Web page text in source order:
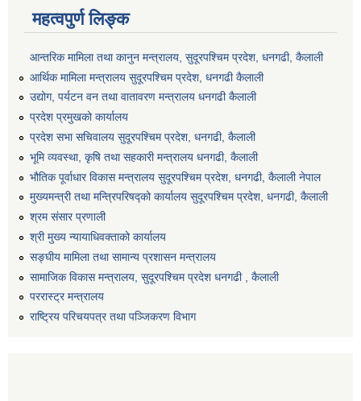
महत्वपुर्ण लिङ्क
आन्तरिक मामिला तथा कानुन मन्त्रालय, सुदूरपश्चिम प्रदेश, धनगढी, कैलाली
आर्थिक मामिला मन्त्रालय सुदूरपश्चिम प्रदेश, धनगढी कैलाली
उद्योग, पर्यटन वन तथा वातावरण मन्त्रालय धनगढी कैलाली
प्रदेश प्रमुखको कार्यालय
प्रदेश सभा सचिवालय सुदूरपश्‍चिम प्रदेश, धनगढी, कैलाली
भूमि व्यवस्था, कृषि तथा सहकारी मन्त्रालय धनगढी, कैलाली
भौतिक पूर्वाधार विकास मन्त्रालय सुदूरपश्चिम प्रदेश, धनगढी, कैलाली नेपाल
मुख्यमन्त्री तथा मन्त्रिपरिषद्को कार्यालय सुदूरपश्चिम प्रदेश, धनगढी, कैलाली
श्रम संसार प्रणाली
श्री मुख्य न्यायाधिवक्ताको कार्यालय
सङ्‍घीय मामिला तथा सामान्य प्रशासन मन्त्रालय
सामाजिक विकास मन्त्रालय, सुदूरपश्चिम प्रदेश धनगढी , कैलाली
पररास्ट्र मन्त्रालय
राष्ट्रिय परिचयपत्र तथा पञ्जिकरण विभाग